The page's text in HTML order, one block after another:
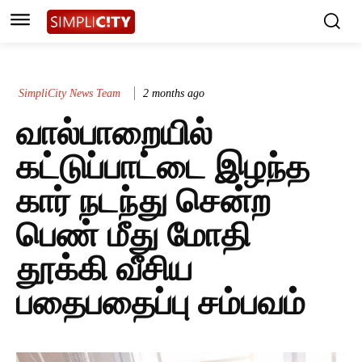
SimpliCity News Team 2 months ago
வால்பாறையில்
கட்டுப்பாட்டை இழந்த
கார் நடந்து சென்ற
பெண் மீது மோதி
தூக்கி வீசிய
பதைபதைப்பு சம்பவம்